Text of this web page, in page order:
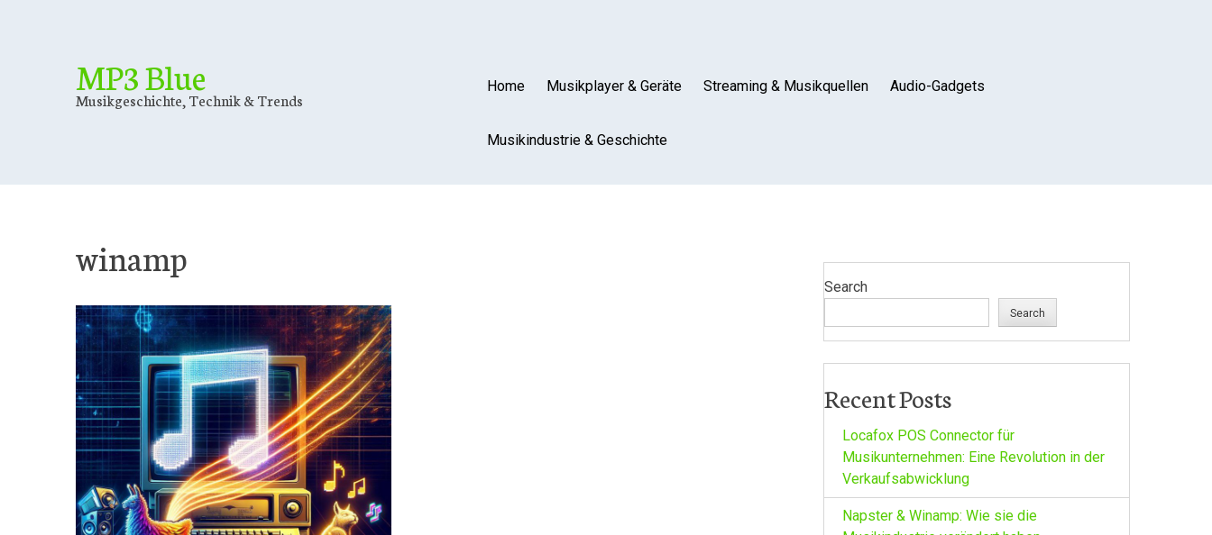
MP3 Blue
Musikgeschichte, Technik & Trends
Home Musikplayer & Geräte Streaming & Musikquellen Audio-Gadgets
Musikindustrie & Geschichte
winamp
Search
Search
Recent Posts
Locafox POS Connector für
Musikunternehmen: Eine Revolution in der
Verkaufsabwicklung
Napster & Winamp: Wie sie die